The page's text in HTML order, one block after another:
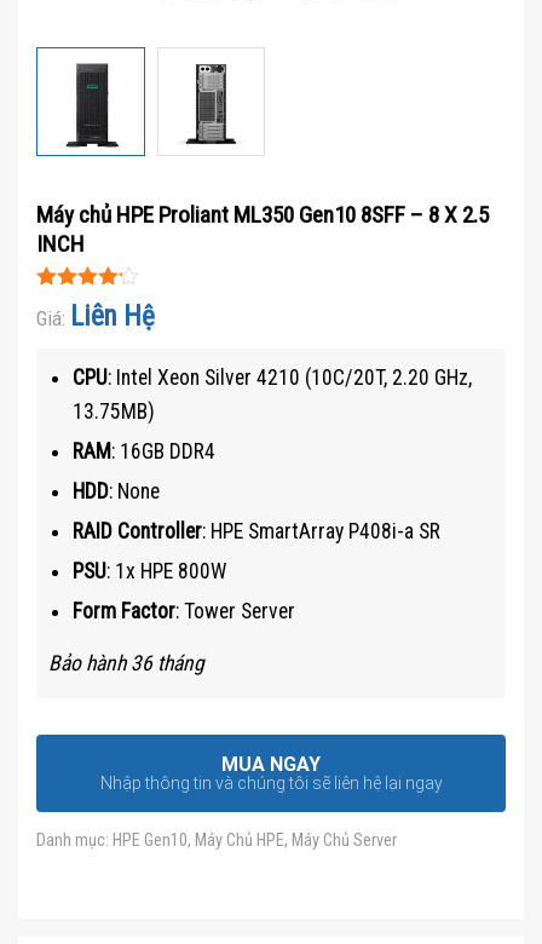
Máy chủ HPE Proliant ML350 Gen10 8SFF – 8 X 2.5
INCH
Được xếp
hạng4.1
Giá: Liên Hệ
CPU: Intel Xeon Silver 4210 (10C/20T, 2.20 GHz,
13.75MB)
RAM : 16GB DDR4
HDD: None
RAID Controller: HPE SmartArray P408i-a SR
PSU: 1x HPE 800W
Form Factor: Tower Server
Bảo hành 36 tháng
MUA NGAY
Nhập thông tin và chúng tôi sẽ liên hệ lại ngay
Danh mục: HPE Gen10, Máy Chủ HPE, Máy Chủ Server